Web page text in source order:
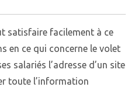
satisfaire facilement à ce
en ce qui concerne le volet
salariés l’adresse d’un site
toute l’information